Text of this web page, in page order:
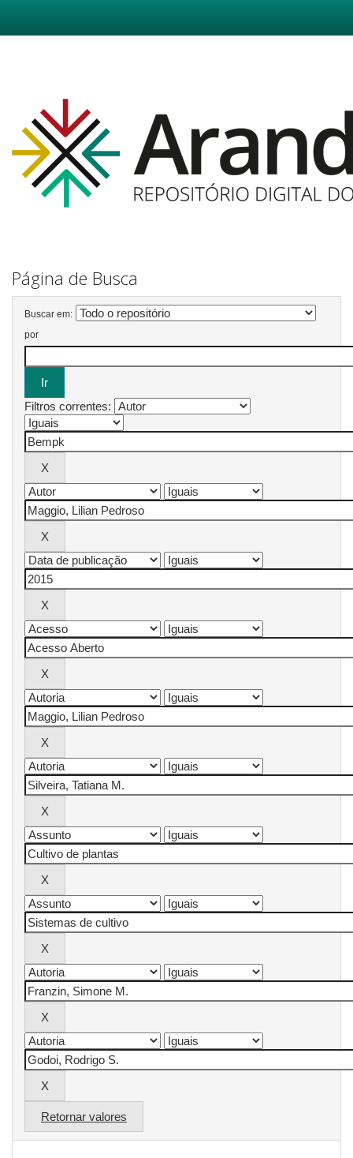
Página de Busca
Buscar em:
por
Filtros correntes:
Retornar valores